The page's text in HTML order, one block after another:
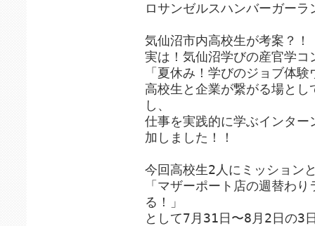
ロサンゼルスハンバーガーラ
気仙沼市内高校生が考案？！
実は！気仙沼学びの産官学コ
「夏休み！学びのジョブ体
高校生と企業が繋がる場と
し、
仕事を実践的に学ぶインタ
加しました！！
今回高校生2人にミッション
「マザーポート店の週替わ
る！」
として7月31日〜8月2日の3